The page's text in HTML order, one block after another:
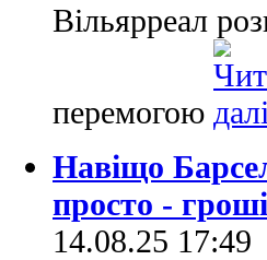
Вільярреал
перемогою
Навіщо
просто - гроші
14.08.25 17:49